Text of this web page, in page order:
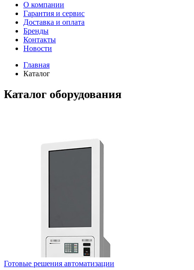
О компании
Гарантия и сервис
Доставка и оплата
Бренды
Контакты
Новости
Главная
Каталог
Каталог оборудования
Готовые решения автоматизации